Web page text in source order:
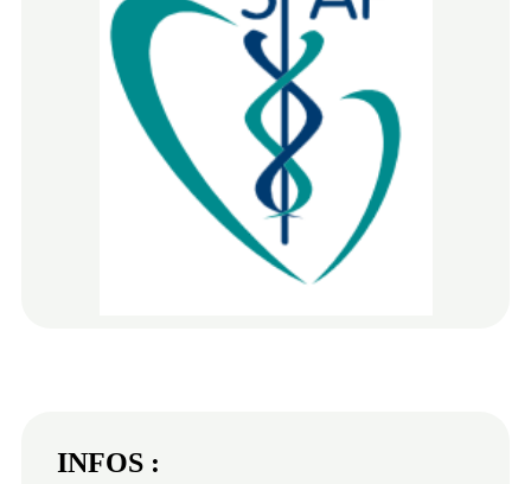
INFOS :